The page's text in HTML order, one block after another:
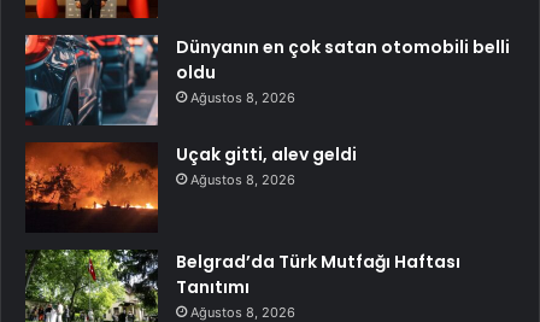
Dünyanın en çok satan otomobili belli
oldu
Ağustos 8, 2026
Uçak gitti, alev geldi
Ağustos 8, 2026
Belgrad’da Türk Mutfağı Haftası
Tanıtımı
Ağustos 8, 2026